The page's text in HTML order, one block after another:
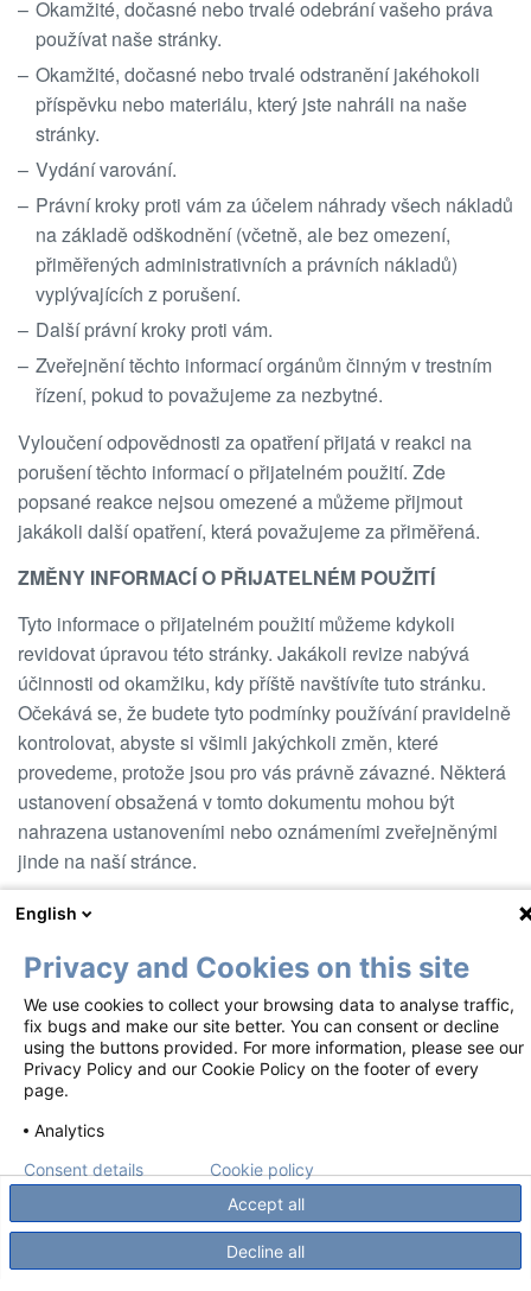
Okamžité, dočasné nebo trvalé odebrání vašeho práva
používat naše stránky.
Okamžité, dočasné nebo trvalé odstranění jakéhokoli
příspěvku nebo materiálu, který jste nahráli na naše
stránky.
Vydání varování.
Právní kroky proti vám za účelem náhrady všech nákladů
na základě odškodnění (včetně, ale bez omezení,
přiměřených administrativních a právních nákladů)
vyplývajících z porušení.
Další právní kroky proti vám.
Zveřejnění těchto informací orgánům činným v trestním
řízení, pokud to považujeme za nezbytné.
Vyloučení odpovědnosti za opatření přijatá v reakci na
porušení těchto informací o přijatelném použití. Zde
popsané reakce nejsou omezené a můžeme přijmout
jakákoli další opatření, která považujeme za přiměřená.
ZMĚNY INFORMACÍ O PŘIJATELNÉM POUŽITÍ
Tyto informace o přijatelném použití můžeme kdykoli
revidovat úpravou této stránky. Jakákoli revize nabývá
účinnosti od okamžiku, kdy příště navštívíte tuto stránku.
Očekává se, že budete tyto podmínky používání pravidelně
kontrolovat, abyste si všimli jakýchkoli změn, které
provedeme, protože jsou pro vás právně závazné. Některá
ustanovení obsažená v tomto dokumentu mohou být
nahrazena ustanoveními nebo oznámeními zveřejněnými
jinde na naší stránce.
Datum vyhotovení: červenec 2025
Footer
Podmínky použití
Oznámení o ochraně osobních údajů
Zásady používání souborů cookie
Kontakty
Autorské právo ©2018-2026 Mundipharma GesmbH. Austria – organizační
složka ČR. Všechna práva vyhrazena.
English
Privacy and Cookies on this site
We use cookies to collect your browsing data to analyse traffic,
fix bugs and make our site better. You can consent or decline
using the buttons provided. For more information, please see our
Privacy Policy and our Cookie Policy on the footer of every
page.
Analytics
Accept all
Decline all
Consent details Cookie policy